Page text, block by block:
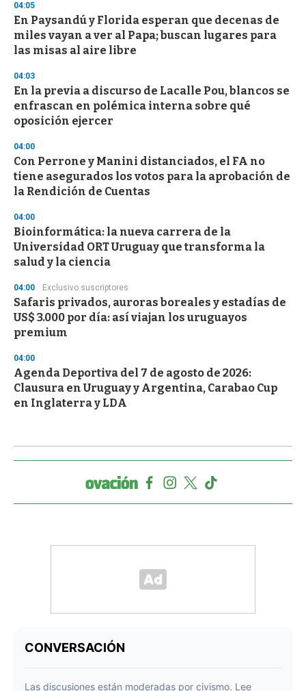
n
d
04:05
En Paysandú y Florida esperan que decenas de
miles vayan a ver al Papa; buscan lugares para
las misas al aire libre
04:03
En la previa a discurso de Lacalle Pou, blancos se
enfrascan en polémica interna sobre qué
oposición ejercer
04:00
Con Perrone y Manini distanciados, el FA no
tiene asegurados los votos para la aprobación de
la Rendición de Cuentas
04:00
Bioinformática: la nueva carrera de la
Universidad ORT Uruguay que transforma la
salud y la ciencia
04:00 Exclusivo suscriptores
Safaris privados, auroras boreales y estadías de
US$ 3.000 por día: así viajan los uruguayos
premium
04:00
Agenda Deportiva del 7 de agosto de 2026:
Clausura en Uruguay y Argentina, Carabao Cup
en Inglaterra y LDA